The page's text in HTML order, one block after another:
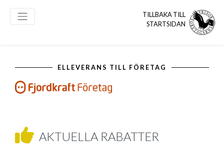
TILLBAKA TILL
STARTSIDAN
ELLEVERANS TILL FÖRETAG
AKTUELLA RABATTER